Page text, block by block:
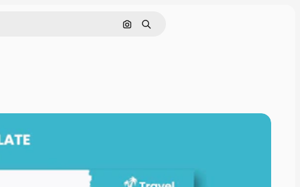
Cerca per immagine
Ricerca